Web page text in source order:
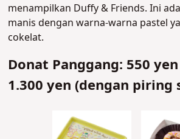
menampilkan Duffy & Friends. Ini
manis dengan warna-warna pastel
cokelat.
Donat Panggang: 550
1.300 yen (dengan piring